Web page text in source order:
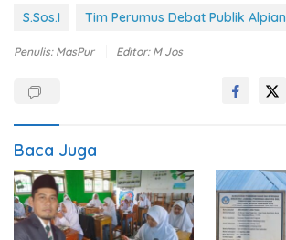
S.Sos.I Tim Perumus Debat Publik Alpian
Penulis: MasPur Editor: M Jos
Baca Juga